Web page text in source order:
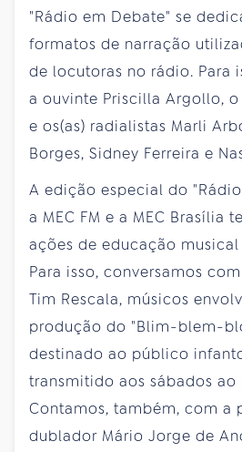
"Rádio em Debate" se
formatos de narração
de locutoras no rádio. Para
a ouvinte Priscilla Argollo,
e os(as) radialistas Marli
Borges, Sidney Ferreira e
A edição especial do
a MEC FM e a MEC Brasília
ações de educação
Para isso, conversamos
Tim Rescala, músicos
produção do "Blim-blem-
destinado ao público
transmitido aos sábados
Contamos, também, com a
dublador Mário Jorge de